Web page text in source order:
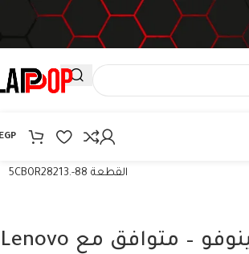
القطعة 5CB0R28213.-88
هاوسينج شاشة اللابتوب لينوفو – متوافق مع Lenovo